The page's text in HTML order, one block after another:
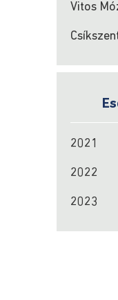
Vitos
2021
2022
2023